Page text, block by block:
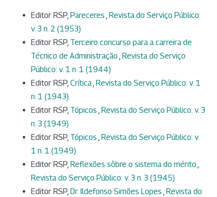
Editor RSP, Pareceres , Revista do Serviço Público:
v. 3 n. 2 (1953)
Editor RSP, Terceiro concurso para a carreira de
Técnico de Administração , Revista do Serviço
Público: v. 1 n. 1 (1944)
Editor RSP, Crítica, Revista do Serviço Público: v. 1
n. 1 (1943)
Editor RSP, Tópicos , Revista do Serviço Público: v. 3
n. 3 (1949)
Editor RSP, Tópicos , Revista do Serviço Público: v.
1 n. 1 (1949)
Editor RSP, Reflexões sôbre o sistema do mérito ,
Revista do Serviço Público: v. 3 n. 3 (1945)
Editor RSP, Dr. Ildefonso Simões Lopes , Revista do